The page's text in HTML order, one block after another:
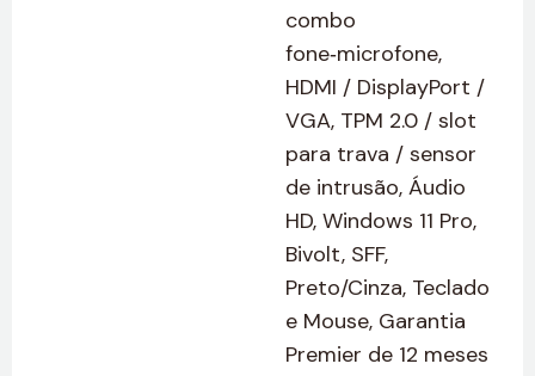
combo
fone‑microfone,
HDMI / DisplayPort /
VGA, TPM 2.0 / slot
para trava / sensor
de intrusão, Áudio
HD, Windows 11 Pro,
Bivolt, SFF,
Preto/Cinza, Teclado
e Mouse, Garantia
Premier de 12 meses